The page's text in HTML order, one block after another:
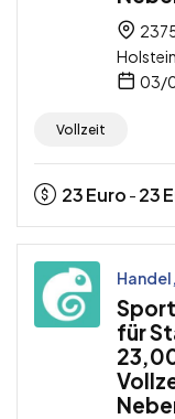
03/
Vollzeit
23Euro - 23
für